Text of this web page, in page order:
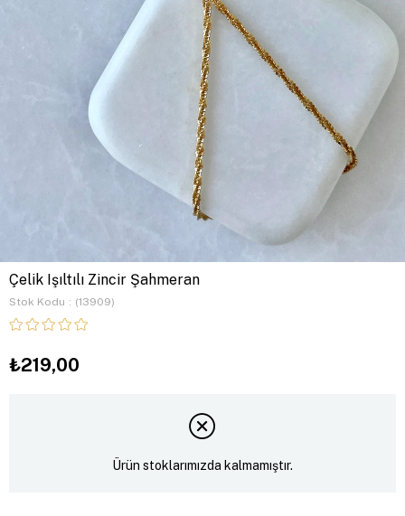
Çelik Işıltılı Zincir Şahmeran
Stok Kodu (13909)
₺219,00
Ürün stoklarımızda kalmamıştır.